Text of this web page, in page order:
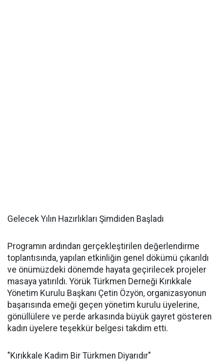
Gelecek Yılın Hazırlıkları Şimdiden Başladı
Programın ardından gerçekleştirilen değerlendirme
toplantısında, yapılan etkinliğin genel dökümü çıkarıldı
ve önümüzdeki dönemde hayata geçirilecek projeler
masaya yatırıldı. Yörük Türkmen Derneği Kırıkkale
Yönetim Kurulu Başkanı Çetin Özyön, organizasyonun
başarısında emeği geçen yönetim kurulu üyelerine,
gönüllülere ve perde arkasında büyük gayret gösteren
kadın üyelere teşekkür belgesi takdim etti.
"Kırıkkale Kadim Bir Türkmen Diyarıdır"